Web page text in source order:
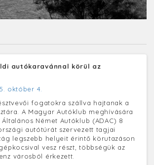
autókaravánnal körül az
október 4.
fogatokra szállva hajtanak a
A Magyar Autóklub meghívására
Német Autóklub (ADAC) 8
autótúrát szervezett tagjai
legszebb helyeit érintő körutazáson
vesz részt, többségük az
városból érkezett.